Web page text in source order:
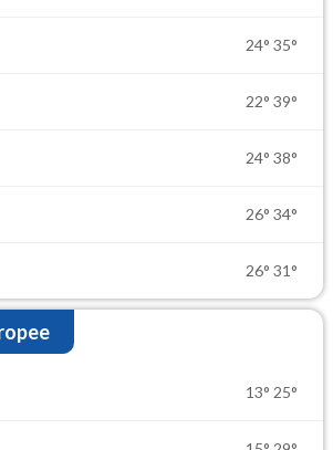
24° 35°
22° 39°
24° 38°
26° 34°
26° 31°
13° 25°